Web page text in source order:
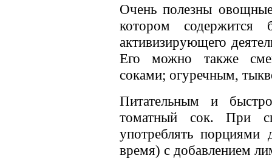
Очень полезны
котором содержится
активизирующего
Его можно также
соками; огуречным,
Питательным и
томатный сок. При
употреблять
время) с добавлением